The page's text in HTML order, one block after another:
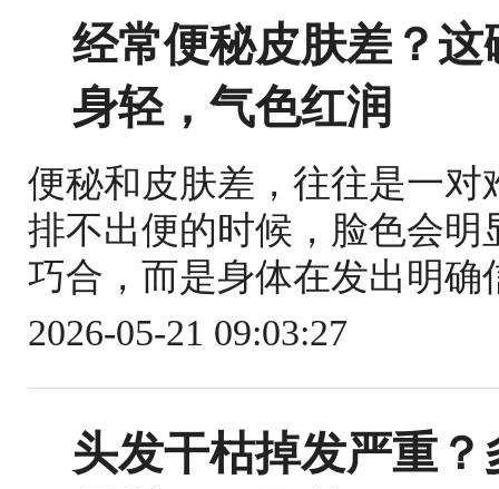
经常便秘皮肤差？
身轻，气色红润
便秘和皮肤差，往往是一
排不出便的时候，脸色会
巧合，而是身体在发出明
2026-05-21 09:03:27
头发干枯掉发严重